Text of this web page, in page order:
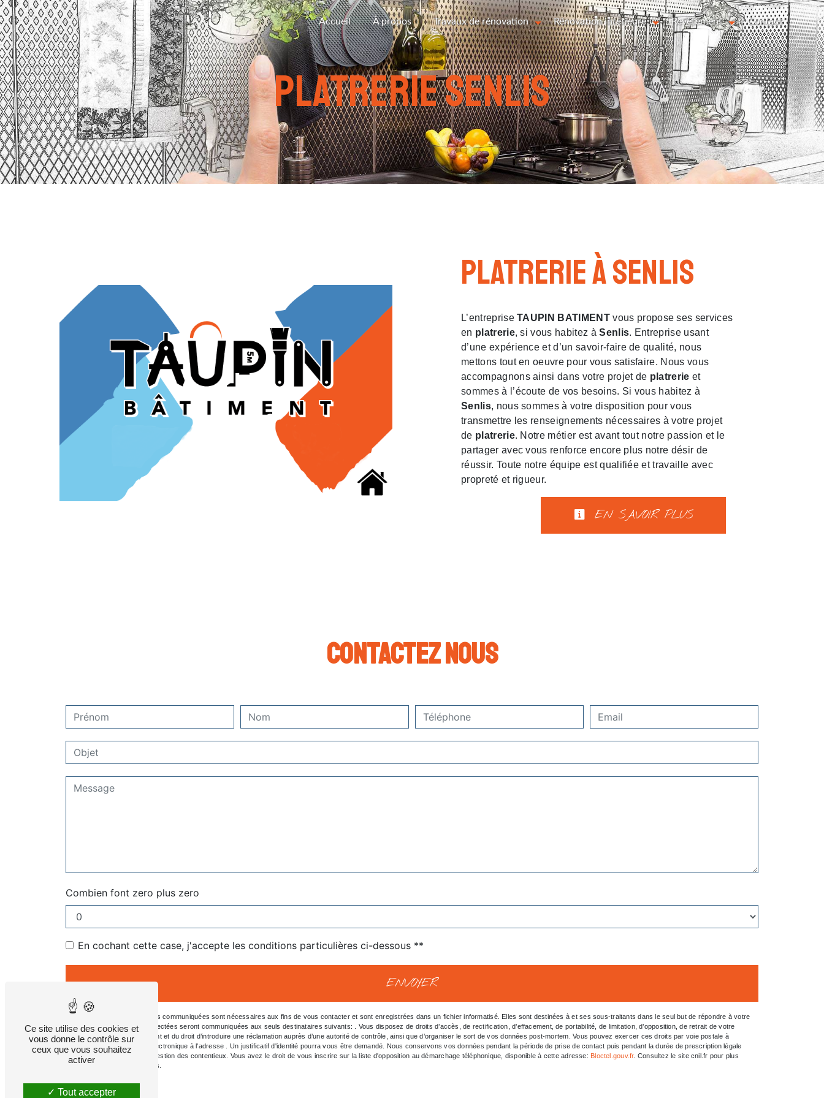
Accueil À propos Travaux de rénovation Rénovation intérieure Revêtement Contact
platrerie Senlis
platrerie à Senlis
L’entrepriseTAUPIN BATIMENTvous propose ses services
en platrerie, si vous habitez àSenlis. Entreprise usant
d’une expérience et d’un savoir-faire de qualité, nous
mettons tout en oeuvre pour vous satisfaire. Nous vous
accompagnons ainsi dans votre projet de platrerie et
sommes à l’écoute de vos besoins. Si vous habitez à
Senlis, nous sommes à votre disposition pour vous
transmettre les renseignements nécessaires à votre projet
de platrerie. Notre métier est avant tout notre passion et le
partager avec vous renforce encore plus notre désir de
réussir. Toute notre équipe est qualifiée et travaille avec
propreté et rigueur.
EN SAVOIR PLUS
Contactez nous
Combien font zero plus zero
En cochant cette case, j'accepte les conditions particulières ci-dessous **
ENVOYER
** Les données personnelles communiquées sont nécessaires aux fins de vous contacter et sont enregistrées dans un fichier informatisé. Elles sont destinées à et ses sous-traitants dans le seul but de répondre à votre
message. Les données collectées seront communiquées aux seuls destinataires suivants: . Vous disposez de droits d’accès, de rectification, d’effacement, de portabilité, de limitation, d’opposition, de retrait de votre
consentement à tout moment et du droit d’introduire une réclamation auprès d’une autorité de contrôle, ainsi que d’organiser le sort de vos données post-mortem. Vous pouvez exercer ces droits par voie postale à
l'adresse ou par courrier électronique à l'adresse . Un justificatif d'identité pourra vous être demandé. Nous conservons vos données pendant la période de prise de contact puis pendant la durée de prescription légale
aux fins probatoires et de gestion des contentieux. Vous avez le droit de vous inscrire sur la liste d'opposition au démarchage téléphonique, disponible à cette adresse: Bloctel.gouv.fr. Consultez le site cnil.fr pour plus
d’informations sur vos droits.
Panneau de gestion des cookies
Ce site utilise des cookies et
vous donne le contrôle sur
ceux que vous souhaitez
activer
Tout accepter